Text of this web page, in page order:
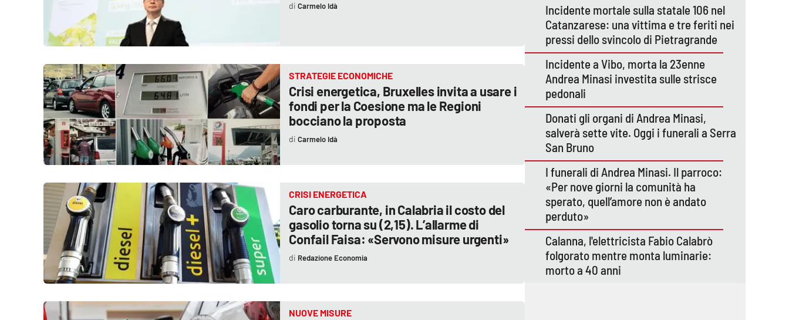
Parchi Marini Calabria
Imprese Di Calabria
Le perfidie di Antonella Grippo
Venti di comunicazione
Carmelo Idà
STRATEGIE ECONOMICHE
Crisi energetica, Bruxelles invita a usare i
fondi per la Coesione ma le Regioni
bocciano la proposta
Carmelo Idà
CRISI ENERGETICA
Caro carburante, in Calabria il costo del
gasolio torna su (2,15). L’allarme di
Confail Faisa: «Servono misure urgenti»
Redazione Economia
NUOVE MISURE
Incidente mortale sulla statale 106 nel
Catanzarese: una vittima e tre feriti nei
pressi dello svincolo di Pietragrande
Incidente a Vibo, morta la 23enne
Andrea Minasi investita sulle strisce
pedonali
Donati gli organi di Andrea Minasi,
salverà sette vite. Oggi i funerali a Serra
San Bruno
I funerali di Andrea Minasi. Il parroco:
«Per nove giorni la comunità ha
sperato, quell’amore non è andato
perduto»
Calanna, l'elettricista Fabio Calabrò
folgorato mentre monta luminarie:
morto a 40 anni